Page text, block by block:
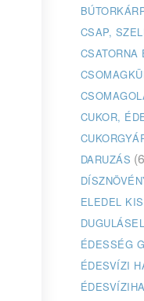
CSAP,
CSATORNA
CUKOR,
DARUZÁS
ELEDEL
ÉDESSÉG
ÉDESVÍZI